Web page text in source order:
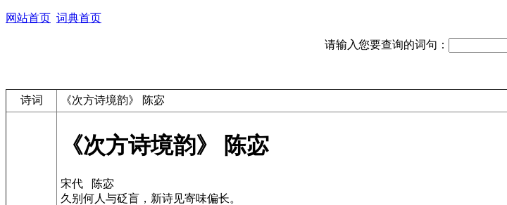
网站首页 词典首页
请输入您要查询的词句：
诗词 《次方诗境韵》 陈宓
《次方诗境韵》 陈宓
宋代 陈宓
久别何人与砭盲，新诗见寄味偏长。